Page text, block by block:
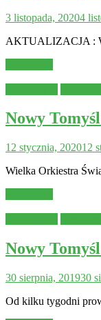
3 listopada, 20204
AKTUALIZACJA :
Nowy
12 stycznia, 202012
Wielka Orkiestra
Nowy
30 sierpnia, 201930
Od kilku tygodni